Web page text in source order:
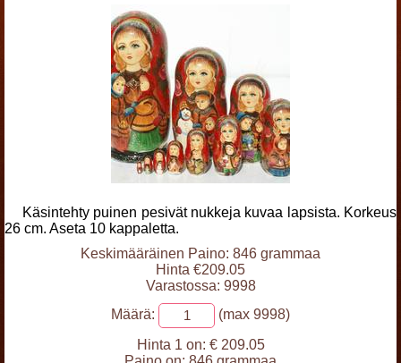
Käsintehty puinen pesivät nukkeja kuvaa lapsista. Korkeus
26 cm. Aseta 10 kappaletta.
Keskimääräinen Paino: 846 grammaa
Hinta €209.05
Varastossa: 9998
Määrä:
(max 9998)
Hinta 1 on: € 209.05